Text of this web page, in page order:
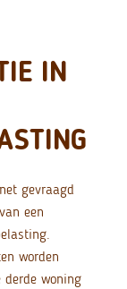
IN
gevraagd
een
worden
woning